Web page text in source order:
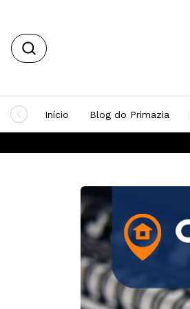
Início Blog do Primazia